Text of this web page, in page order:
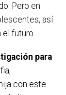
Pero en
así
el futuro.
para
con este